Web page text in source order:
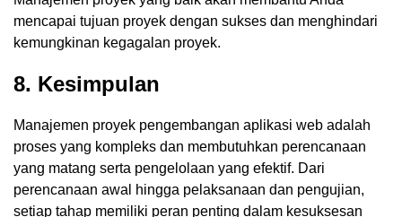
mencapai tujuan proyek dengan sukses dan menghindari
kemungkinan kegagalan proyek.
8. Kesimpulan
Manajemen proyek pengembangan aplikasi web adalah
proses yang kompleks dan membutuhkan perencanaan
yang matang serta pengelolaan yang efektif. Dari
perencanaan awal hingga pelaksanaan dan pengujian,
setiap tahap memiliki peran penting dalam kesuksesan